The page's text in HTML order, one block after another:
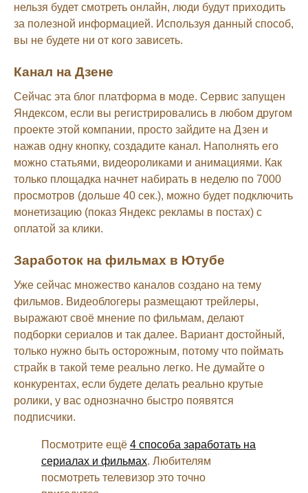
нельзя будет смотреть онлайн, люди будут приходить
за полезной информацией. Используя данный способ,
вы не будете ни от кого зависеть.
Канал на Дзене
Сейчас эта блог платформа в моде. Сервис запущен
Яндексом, если вы регистрировались в любом другом
проекте этой компании, просто зайдите на Дзен и
нажав одну кнопку, создадите канал. Наполнять его
можно статьями, видеороликами и анимациями. Как
только площадка начнет набирать в неделю по 7000
просмотров (дольше 40 сек.), можно будет подключить
монетизацию (показ Яндекс рекламы в постах) с
оплатой за клики.
Заработок на фильмах в Ютубе
Уже сейчас множество каналов создано на тему
фильмов. Видеоблогеры размещают трейлеры,
выражают своё мнение по фильмам, делают
подборки сериалов и так далее. Вариант достойный,
только нужно быть осторожным, потому что поймать
страйк в такой теме реально легко. Не думайте о
конкурентах, если будете делать реально крутые
ролики, у вас однозначно быстро появятся
подписчики.
Посмотрите ещё 4 способа заработать на
сериалах и фильмах. Любителям
посмотреть телевизор это точно